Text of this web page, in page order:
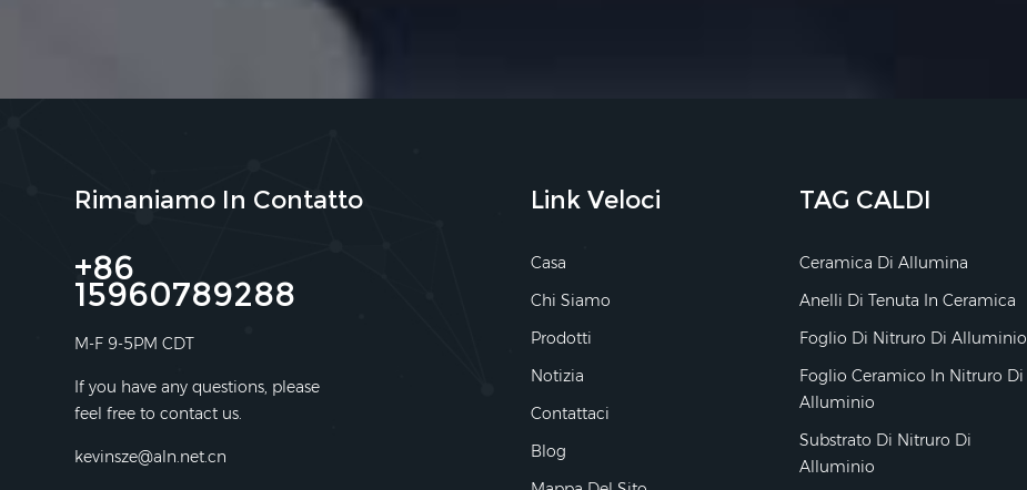
Rimaniamo In Contatto
+86
15960789288
M-F 9-5PM CDT
If you have any questions, please
feel free to contact us.
kevinsze@aln.net.cn
Link Veloci
Casa
Chi Siamo
Prodotti
Notizia
Contattaci
Blog
TAG CALDI
Ceramica Di Allumina
Anelli Di Tenuta In Ceramica
Foglio Di Nitruro Di Alluminio
Foglio Ceramico In Nitruro Di
Alluminio
Substrato Di Nitruro Di
Alluminio